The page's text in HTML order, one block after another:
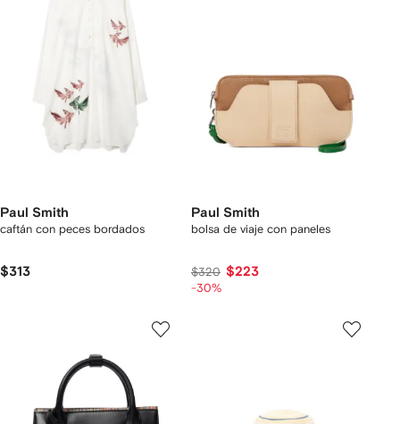
Paul Smith
caftán con peces bordados
$313
Paul Smith
bolsa de viaje con paneles
$320 $223
-30%